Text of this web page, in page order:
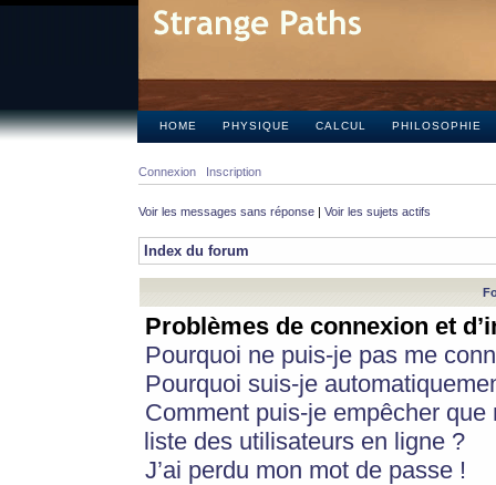
HOME PHYSIQUE CALCUL PHILOSOPHIE
Connexion Inscription
Voir les messages sans réponse | Voir les sujets actifs
Index du forum
Problèmes de connexion et
Pourquoi ne puis-je pas me
Pourquoi suis-je
Comment puis-je empêcher
liste des utilisateurs en ligne ?
J’ai perdu mon mot de passe !